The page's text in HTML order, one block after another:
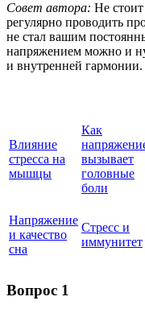
Совет автора: Не
регулярно проводить
не стал вашим
напряжением можно и
и внутренней гармонии.
Влияние
стресса на
мышцы
Как
вызывает
головные
боли
Напряжение
и качество
сна
Стресс и
иммунитет
Вопрос 1